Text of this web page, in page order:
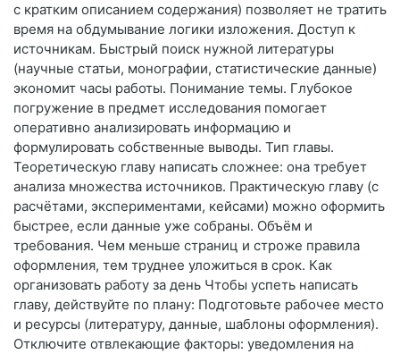
с кратким описанием содержания) позволяет не тратить
время на обдумывание логики изложения. Доступ к
источникам. Быстрый поиск нужной литературы
(научные статьи, монографии, статистические данные)
экономит часы работы. Понимание темы. Глубокое
погружение в предмет исследования помогает
оперативно анализировать информацию и
формулировать собственные выводы. Тип главы.
Теоретическую главу написать сложнее: она требует
анализа множества источников. Практическую главу (с
расчётами, экспериментами, кейсами) можно оформить
быстрее, если данные уже собраны. Объём и
требования. Чем меньше страниц и строже правила
оформления, тем труднее уложиться в срок. Как
организовать работу за день Чтобы успеть написать
главу, действуйте по плану: Подготовьте рабочее место
и ресурсы (литературу, данные, шаблоны оформления).
Отключите отвлекающие факторы: уведомления на